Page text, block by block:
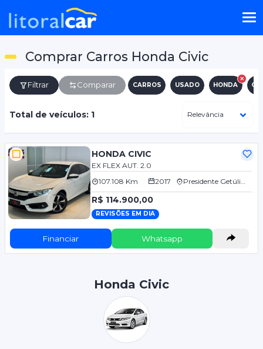
Comprar Carros Honda Civic
Filtrar Comparar CARROS USADO HONDA
Total de veículos: 1
HONDA CIVIC
EX FLEX AUT. 2.0
107.108 Km
2017
R$ 114.900,00
REVISÕES EM DIA
Financiar Whatsapp
Honda Civic